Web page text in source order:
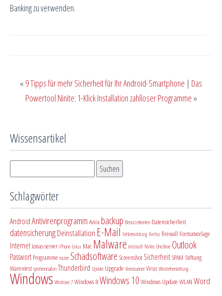
Banking zu verwenden.
« 9 Tipps für mehr Sicherheit für Ihr Android-Smartphone | Das
Powertool Ninite: 1-Klick Installation zahlloser Programme »
Wissensartikel
Schlagwörter
AndroidAntivirenprogramm Avira backup Benutzerkonten Datensicherheit
datensicherungDeinstallation E-Mail Fehlermeldung Firefox firewall Formatvorlage
Internet ionas-server iPhone Linux Mac Malware microsoft Ninite OneDrive Outlook
Passwort Programme router Schadsoftware Screenshot Sicherheit SPAM Stiftung
Warentest synchronisation Thunderbird Update Upgrade Virenscanner Virus Wiederherstellung
Windows Windows 7 Windows 8Windows 10 Windows Update WLAN Word